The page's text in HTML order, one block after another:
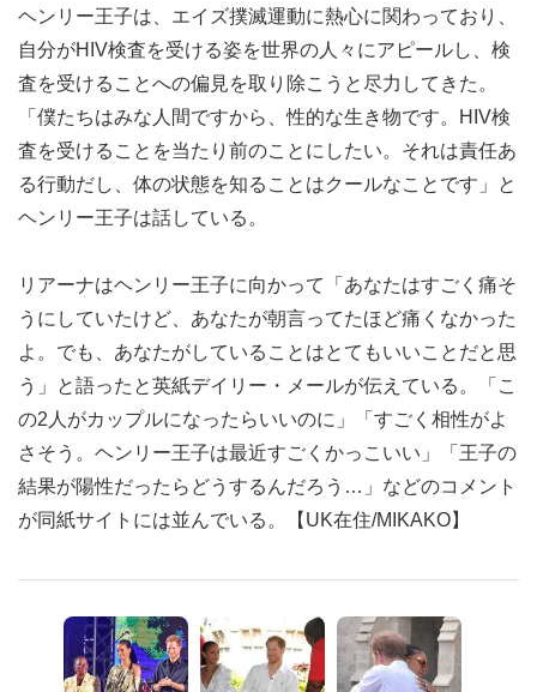
ヘンリー王子は、エイズ撲滅運動に熱心に関わっており、
自分がHIV検査を受ける姿を世界の人々にアピールし、検
査を受けることへの偏見を取り除こうと尽力してきた。
「僕たちはみな人間ですから、性的な生き物です。HIV検
査を受けることを当たり前のことにしたい。それは責任あ
る行動だし、体の状態を知ることはクールなことです」と
ヘンリー王子は話している。
リアーナはヘンリー王子に向かって「あなたはすごく痛そ
うにしていたけど、あなたが朝言ってたほど痛くなかった
よ。でも、あなたがしていることはとてもいいことだと思
う」と語ったと英紙デイリー・メールが伝えている。「こ
の2人がカップルになったらいいのに」「すごく相性がよ
さそう。ヘンリー王子は最近すごくかっこいい」「王子の
結果が陽性だったらどうするんだろう…」などのコメント
が同紙サイトには並んでいる。【UK在住/MIKAKO】